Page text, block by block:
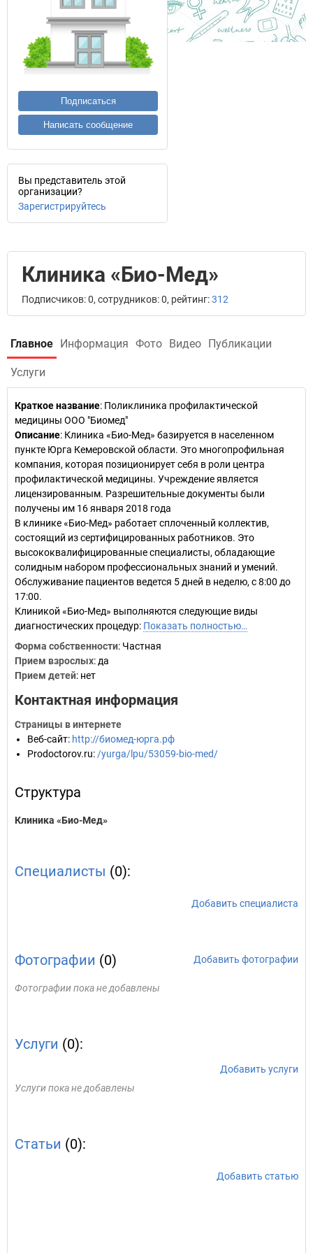
Подписаться
Написать сообщение
Вы представитель этой
организации?
Зарегистрируйтесь
Клиника «Био-Мед»
Подписчиков: 0, сотрудников: 0, рейтинг:312
Главное Информация Фото Видео Публикации
Услуги
Краткое название: Поликлиника профилактической
медицины ООО "Биомед"
Описание: Клиника «Био-Мед» базируется в населенном
пункте Юрга Кемеровской области. Это многопрофильная
компания, которая позиционирует себя в роли центра
профилактической медицины. Учреждение является
лицензированным. Разрешительные документы были
получены им 16 января 2018 года
В клинике «Био-Мед» работает сплоченный коллектив,
состоящий из сертифицированных работников. Это
высококвалифицированные специалисты, обладающие
солидным набором профессиональных знаний и умений.
Обслуживание пациентов ведется 5 дней в неделю, с 8:00 до
17:00.
Клиникой «Био-Мед» выполняются следующие виды
диагностических процедур: Показать полностью…
Форма собственности: Частная
Прием взрослых: да
Прием детей: нет
Контактная информация
Страницы в интернете
Веб-сайт: http://биомед-юрга.рф
Prodoctorov.ru: /yurga/lpu/53059-bio-med/
Структура
Клиника «Био-Мед»
Специалисты (0):
Добавить специалиста
Фотографии (0) Добавить фотографии
Фотографии пока не добавлены
Услуги (0):
Добавить услуги
Услуги пока не добавлены
Статьи (0):
Добавить статью